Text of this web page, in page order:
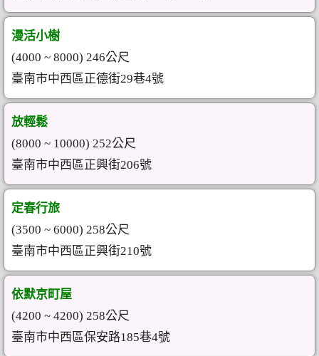
漫活小樹
(4000 ~ 8000) 246公尺
臺南市中西區正德街29巷4號
放輕鬆
(8000 ~ 10000) 252公尺
臺南市中西區正興街206號
定春行旅
(3500 ~ 6000) 258公尺
臺南市中西區正興街210號
依默京町屋
(4200 ~ 4200) 258公尺
臺南市中西區保安路185巷4號